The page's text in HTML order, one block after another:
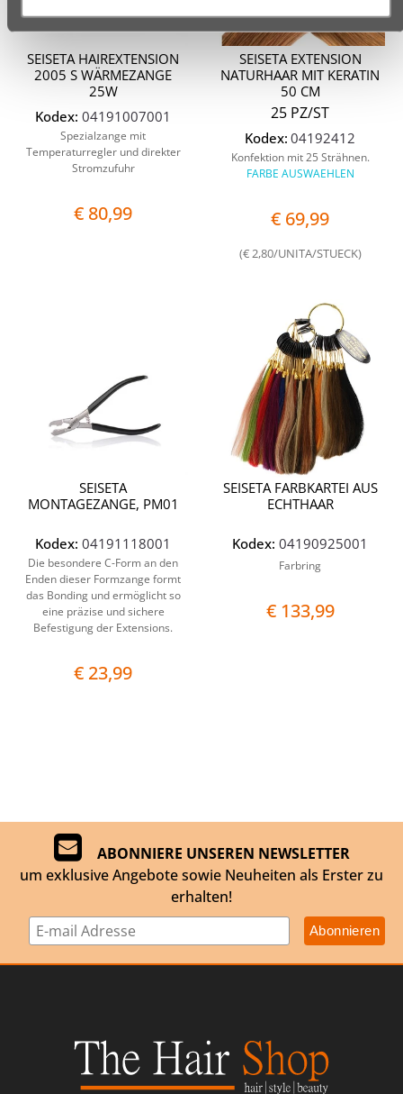
SEISETA HAIREXTENSION
2005 S WÄRMEZANGE
25W
Kodex: 04191007001
Spezialzange mit
Temperaturregler und direkter
Stromzufuhr
€ 80,99
SEISETA EXTENSION
NATURHAAR MIT KERATIN
50 CM
25 PZ/ST
Kodex: 04192412
Konfektion mit 25 Strähnen.
FARBE AUSWAEHLEN
€ 69,99
(€ 2,80/UNITA/STUECK)
SEISETA
MONTAGEZANGE, PM01
Kodex: 04191118001
Die besondere C-Form an den
Enden dieser Formzange formt
das Bonding und ermöglicht so
eine präzise und sichere
Befestigung der Extensions.
€ 23,99
SEISETA FARBKARTEI AUS
ECHTHAAR
Kodex: 04190925001
Farbring
€ 133,99
ABONNIERE UNSEREN NEWSLETTER
um exklusive Angebote sowie Neuheiten als Erster zu
erhalten!